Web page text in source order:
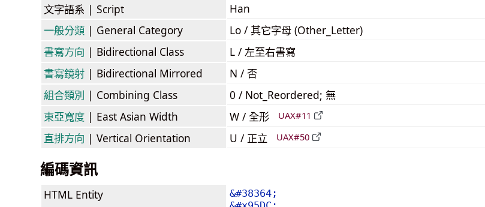
文字語系 | Script
Han
一般分類 | General Category
Lo / 其它字母 (Other_Letter)
書寫方向 | Bidirectional Class
L / 左至右書寫
書寫鏡射 | Bidirectional Mirrored
N / 否
組合類別 | Combining Class
0 / Not_Reordered; 無
東亞寬度 | East Asian Width W / 全形 UAX#11
直排方向 | Vertical Orientation U / 正立 UAX#50
編碼資訊
HTML Entity
&#38364;